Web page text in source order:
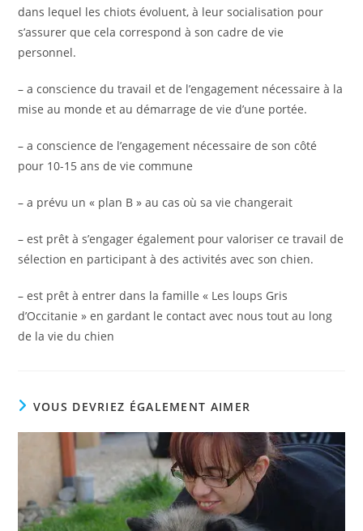
dans lequel les chiots évoluent, à leur socialisation pour
s’assurer que cela correspond à son cadre de vie
personnel.
– a conscience du travail et de l’engagement nécessaire à la
mise au monde et au démarrage de vie d’une portée.
– a conscience de l’engagement nécessaire de son côté
pour 10-15 ans de vie commune
– a prévu un « plan B » au cas où sa vie changerait
– est prêt à s’engager également pour valoriser ce travail de
sélection en participant à des activités avec son chien.
– est prêt à entrer dans la famille « Les loups Gris
d’Occitanie » en gardant le contact avec nous tout au long
de la vie du chien
VOUS DEVRIEZ ÉGALEMENT AIMER